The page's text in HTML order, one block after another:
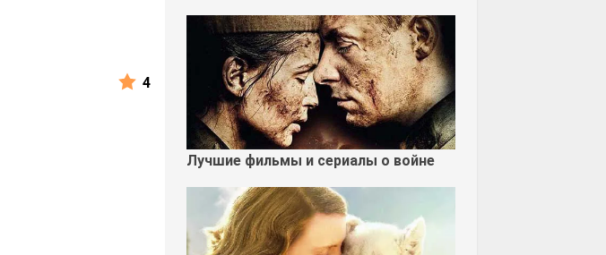
4
Лучшие фильмы и сериалы о войне